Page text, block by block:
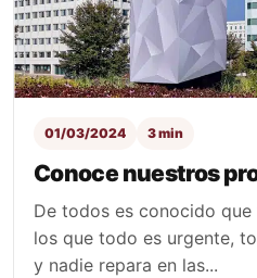
01/03/2024 3 min
Conoce nuestros
De todos es conocido
los que todo es urgente,
y nadie repara en las...